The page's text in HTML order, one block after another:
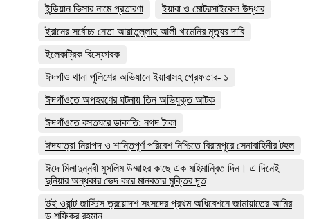
ইন্ডিয়ান ভিসার নামে প্রতারণা
ইয়াবা ও মোটরসাইকেল উদ্ধার
ইরানের সর্বোচ্চ নেতা আয়াতুল্লাহ আলী খামেনির মৃত্যুর দাবি
ইলেকট্রিক বিস্ফোরক
ঈদগাঁও থানা পুলিশের অভিযানে ইয়াবাসহ গ্রেফতার- ১
ঈদগাঁওতে অপহরণের ঘটনায় তিন অভিযুক্ত আটক
ঈদগাঁওতে বসতঘরে ডাকাতি: নগদ টাকা
ঈদযাত্রা নিরাপদ ও শান্তিপূর্ণ পরিবেশ নিশ্চিতে বিরামপুরে সেনাবাহিনীর টহল
ঈদে মিলাদুন্নবী মুসলিম উম্মাহর কাছে এক মহিমান্বিত দিন। এ দিনেই
দুনিয়ার অন্ধকার ভেদ করে মানবতার মুক্তির দূত
উই ওয়ান্ট জাস্টিস ত্রয়োদশ সংসদের প্রথম অধিবেশনে জামায়াতের আমির
ড শফিকুর রহমান